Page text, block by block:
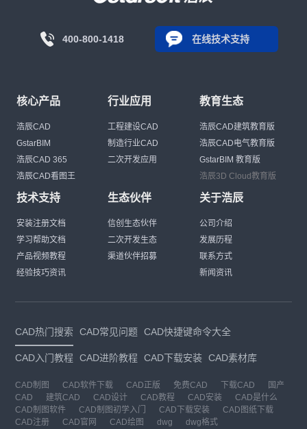
400-800-1418 在线技术支持
核心产品
浩辰CAD
GstarBIM
浩辰CAD 365
浩辰CAD看图王
行业应用
工程建设CAD
制造行业CAD
二次开发应用
教育生态
浩辰CAD建筑教育版
浩辰CAD电气教育版
GstarBIM 教育版
浩辰3D Cloud教育版
技术支持
安装注册文档
学习帮助文档
产品视频教程
经验技巧资讯
生态伙伴
信创生态伙伴
二次开发生态
渠道伙伴招募
关于浩辰
公司介绍
发展历程
联系方式
新闻资讯
CAD热门搜索 CAD常见问题 CAD快捷键命令大全
CAD入门教程 CAD进阶教程 CAD下载安装 CAD素材库
CAD制图 CAD软件下载 CAD正版 免费CAD 下载CAD
国产
CAD
建筑CAD CAD设计 CAD教程 CAD安装
CAD是什么
CAD制图软件
CAD制图初学入门 CAD下载安装
CAD图纸下载
CAD注册
CAD官网 CAD绘图 dwg dwg格式